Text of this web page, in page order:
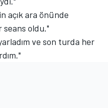
açık ara önünde
oldu."
ve son turda her